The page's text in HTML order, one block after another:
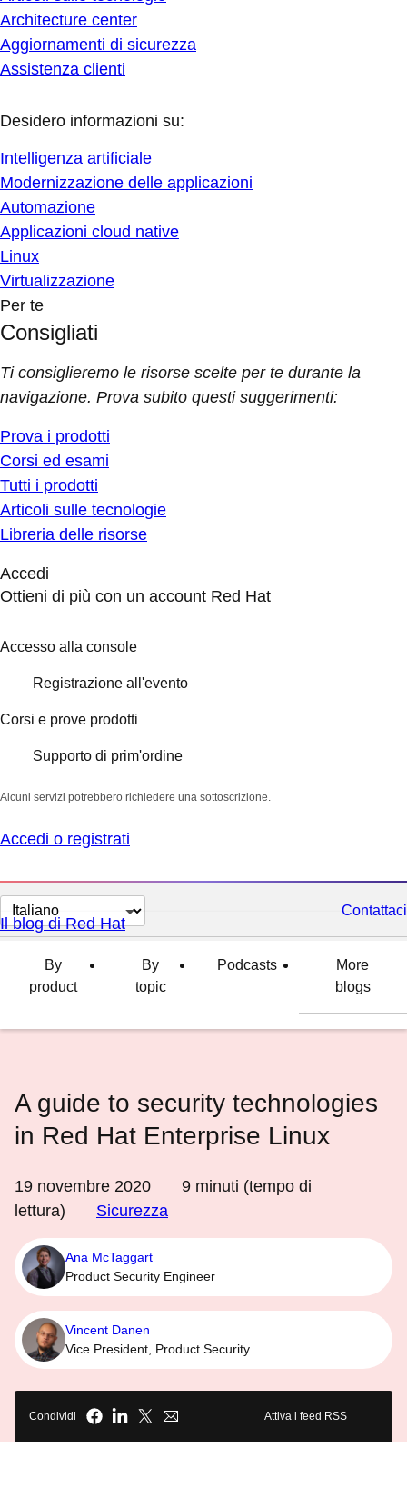
Architecture center
Aggiornamenti di sicurezza
Assistenza clienti
Desidero informazioni su:
Intelligenza artificiale
Modernizzazione delle applicazioni
Automazione
Applicazioni cloud native
Linux
Virtualizzazione
Per te
Consigliati
Ti consiglieremo le risorse scelte per te durante la
navigazione. Prova subito questi suggerimenti:
Prova i prodotti
Corsi ed esami
Tutti i prodotti
Articoli sulle tecnologie
Libreria delle risorse
Accedi
Ottieni di più con un account Red Hat
Accesso alla console
Registrazione all'evento
Corsi e prove prodotti
Supporto di prim'ordine
Alcuni servizi potrebbero richiedere una sottoscrizione.
Accedi o registrati
Cambia
lingua
Contattaci
Il blog di Red Hat
By
product
By
topic
Podcasts
More
blogs
A guide to security technologies
in Red Hat Enterprise Linux
19 novembre 2020 9 minuti (tempo di
lettura)
Sicurezza
Ana McTaggart
Product Security Engineer
Vincent Danen
Vice President, Product Security
Condividi Attiva i feed RSS